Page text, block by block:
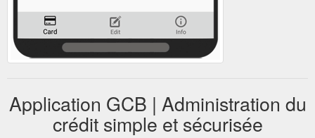
Application GCB | Administration du
crédit simple et sécurisée